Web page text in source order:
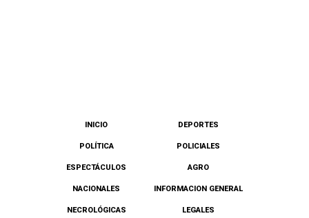
INICIO DEPORTES
POLÍTICA POLICIALES
ESPECTÁCULOS AGRO
NACIONALES INFORMACION GENERAL
NECROLÓGICAS LEGALES